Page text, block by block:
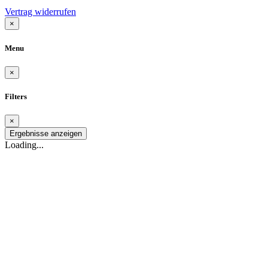
Vertrag widerrufen
×
Menu
×
Filters
×
Ergebnisse anzeigen
Loading...